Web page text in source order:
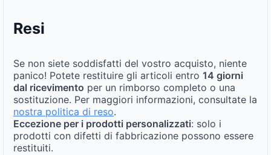
Resi
Se non siete soddisfatti del vostro acquisto, niente
panico! Potete restituire gli articoli entro 14 giorni
dal ricevimento per un rimborso completo o una
sostituzione. Per maggiori informazioni, consultate la
nostra politica di reso.
Eccezione per i prodotti personalizzati: solo i
prodotti con difetti di fabbricazione possono essere
restituiti.